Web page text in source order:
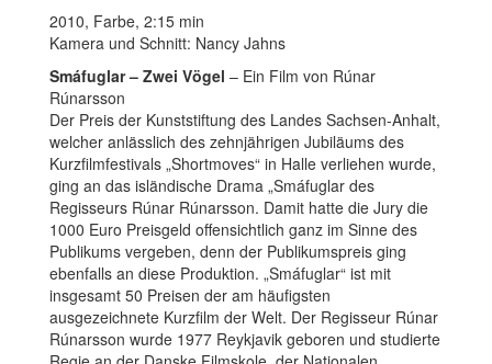
2010, Farbe, 2:15 min
Kamera und Schnitt: Nancy Jahns
Smáfuglar – Zwei Vögel – Ein Film von Rúnar
Rúnarsson
Der Preis der Kunststiftung des Landes Sachsen-Anhalt,
welcher anlässlich des zehnjährigen Jubiläums des
Kurzfilmfestivals „Shortmoves“ in Halle verliehen wurde,
ging an das isländische Drama „Smáfuglar des
Regisseurs Rúnar Rúnarsson. Damit hatte die Jury die
1000 Euro Preisgeld offensichtlich ganz im Sinne des
Publikums vergeben, denn der Publikumspreis ging
ebenfalls an diese Produktion. „Smáfuglar“ ist mit
insgesamt 50 Preisen der am häufigsten
ausgezeichnete Kurzfilm der Welt. Der Regisseur Rúnar
Rúnarsson wurde 1977 Reykjavik geboren und studierte